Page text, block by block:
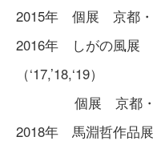
2015年 個展 京都・
2016年 しがの風展
（‘17,’18,‘19）
個展 京都・ギ
2018年 馬淵哲作品